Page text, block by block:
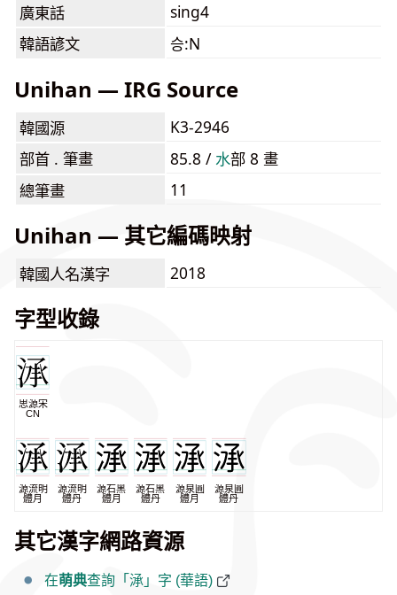
廣東話
sing4
韓語諺文
승:N
Unihan — IRG Source
韓國源
K3-2946
部首 . 筆畫
85.8 /⽔部 8 畫
總筆畫
11
Unihan — 其它編碼映射
韓國人名漢字 2018
字型收錄
思源宋
CN
源流明
體月
源流明
體丹
源石黑
體月
源石黑
體丹
源泉圓
體月
源泉圓
體丹
其它漢字網路資源
在萌典查詢「㴍」字 (華語)